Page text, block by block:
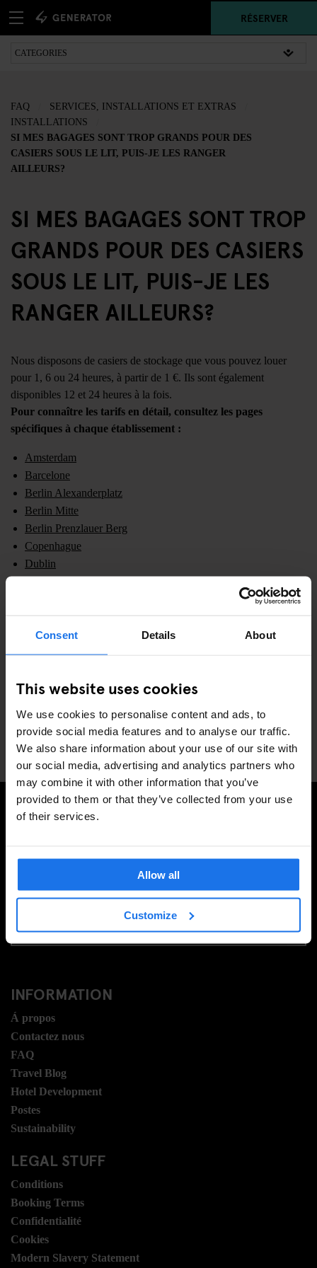
Consent Details About
This website uses cookies
We use cookies to personalise content and ads, to
provide social media features and to analyse our traffic.
We also share information about your use of our site with
our social media, advertising and analytics partners who
may combine it with other information that you’ve
provided to them or that they’ve collected from your use
of their services.
Allow all
Customize
RÉSERVER
FAQ
SERVICES, INSTALLATIONS ET EXTRAS
INSTALLATIONS
SI MES BAGAGES SONT TROP GRANDS POUR DES
CASIERS SOUS LE LIT, PUIS-JE LES RANGER
AILLEURS?
SI MES BAGAGES SONT TROP
GRANDS POUR DES CASIERS
SOUS LE LIT, PUIS-JE LES
RANGER AILLEURS?
Nous disposons de casiers de stockage que vous pouvez louer
pour 1, 6 ou 24 heures, à partir de 1 €. Ils sont également
disponibles 12 et 24 heures à la fois.
Pour connaître les tarifs en détail, consultez les pages
spécifiques à chaque établissement :
Amsterdam
Barcelone
Berlin Alexanderplatz
Berlin Mitte
Berlin Prenzlauer Berg
Copenhague
Dublin
Miami
New York
Rome
INFORMATION
Á propos
Contactez nous
FAQ
Travel Blog
Hotel Development
Postes
Sustainability
LEGAL STUFF
Conditions
Booking Terms
Confidentialité
Cookies
Modern Slavery Statement